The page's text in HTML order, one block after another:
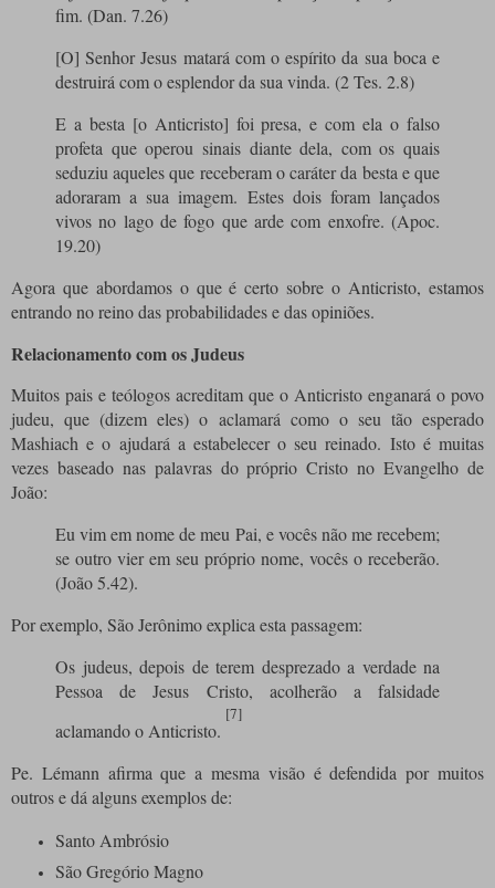
fim. (Dan. 7.26)
[O] Senhor Jesus matará com o espírito da sua boca e
destruirá com o esplendor da sua vinda. (2 Tes. 2.8)
E a besta [o Anticristo] foi presa, e com ela o falso
profeta que operou sinais diante dela, com os quais
seduziu aqueles que receberam o caráter da besta e que
adoraram a sua imagem. Estes dois foram lançados
vivos no lago de fogo que arde com enxofre. (Apoc.
19.20)
Agora que abordamos o que é certo sobre o Anticristo, estamos
entrando no reino das probabilidades e das opiniões.
Relacionamento com os Judeus
Muitos pais e teólogos acreditam que o Anticristo enganará o povo
judeu, que (dizem eles) o aclamará como o seu tão esperado
Mashiach e o ajudará a estabelecer o seu reinado. Isto é muitas
vezes baseado nas palavras do próprio Cristo no Evangelho de
João:
Eu vim em nome de meu Pai, e vocês não me recebem;
se outro vier em seu próprio nome, vocês o receberão.
(João 5.42).
Por exemplo, São Jerônimo explica esta passagem:
Os judeus, depois de terem desprezado a verdade na
Pessoa de Jesus Cristo, acolherão a falsidade
aclamando o Anticristo.
[7]
Pe. Lémann afirma que a mesma visão é defendida por muitos
outros e dá alguns exemplos de:
Santo Ambrósio
São Gregório Magno